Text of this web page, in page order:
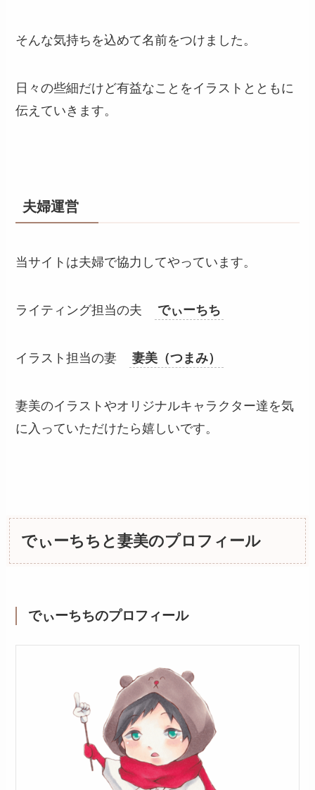
そんな気持ちを込めて名前をつけました。
日々の些細だけど有益なことをイラストとともに
伝えていきます。
夫婦運営
当サイトは夫婦で協力してやっています。
ライティング担当の夫 でぃーちち
イラスト担当の妻 妻美（つまみ）
妻美のイラストやオリジナルキャラクター達を気
に入っていただけたら嬉しいです。
でぃーちちと妻美のプロフィール
でぃーちちのプロフィール